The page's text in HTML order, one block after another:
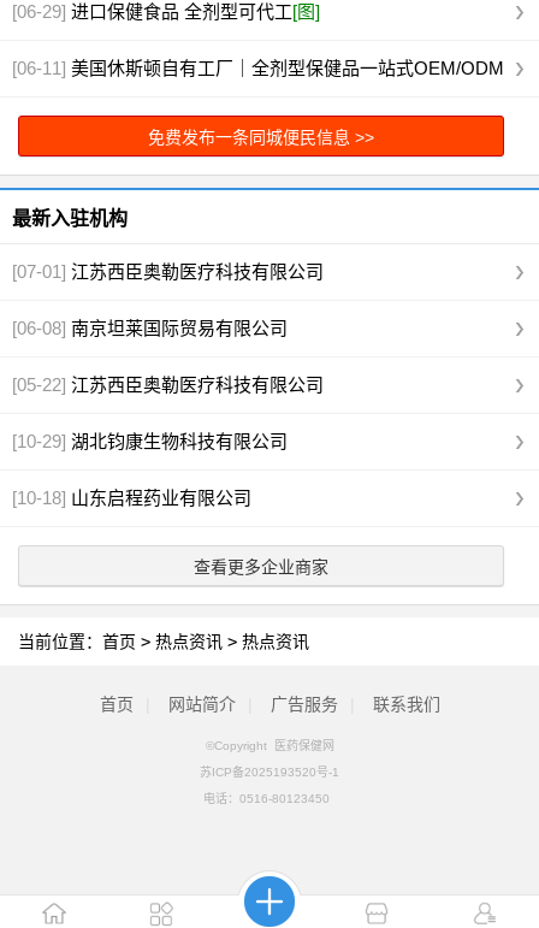
[06-29] 进口保健食品 全剂型可代工[图]
[06-11] 美国休斯顿自有工厂｜全剂型保健品一站式OEM/ODM
代工[图]
免费发布一条同城便民信息 >>
最新入驻机构
[07-01] 江苏西臣奥勒医疗科技有限公司
[06-08] 南京坦莱国际贸易有限公司
[05-22] 江苏西臣奥勒医疗科技有限公司
[10-29] 湖北钧康生物科技有限公司
[10-18] 山东启程药业有限公司
查看更多企业商家
当前位置： 首页 > 热点资讯 > 热点资讯
首页 网站简介 广告服务 联系我们
©Copyright 医药保健网
苏ICP备2025193520号-1
电话： 0516-80123450